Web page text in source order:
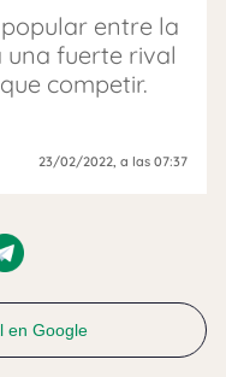
entre la
una fuerte rival
competir.
23/02/2022, a las 07:37
en Google